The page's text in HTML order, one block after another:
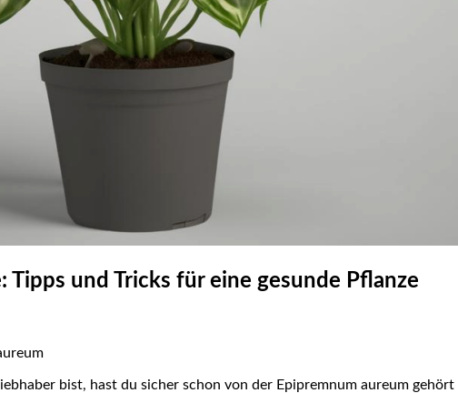
Tipps und Tricks für eine gesunde Pflanze
bist, hast du sicher schon von​ der Epipremnum aureum